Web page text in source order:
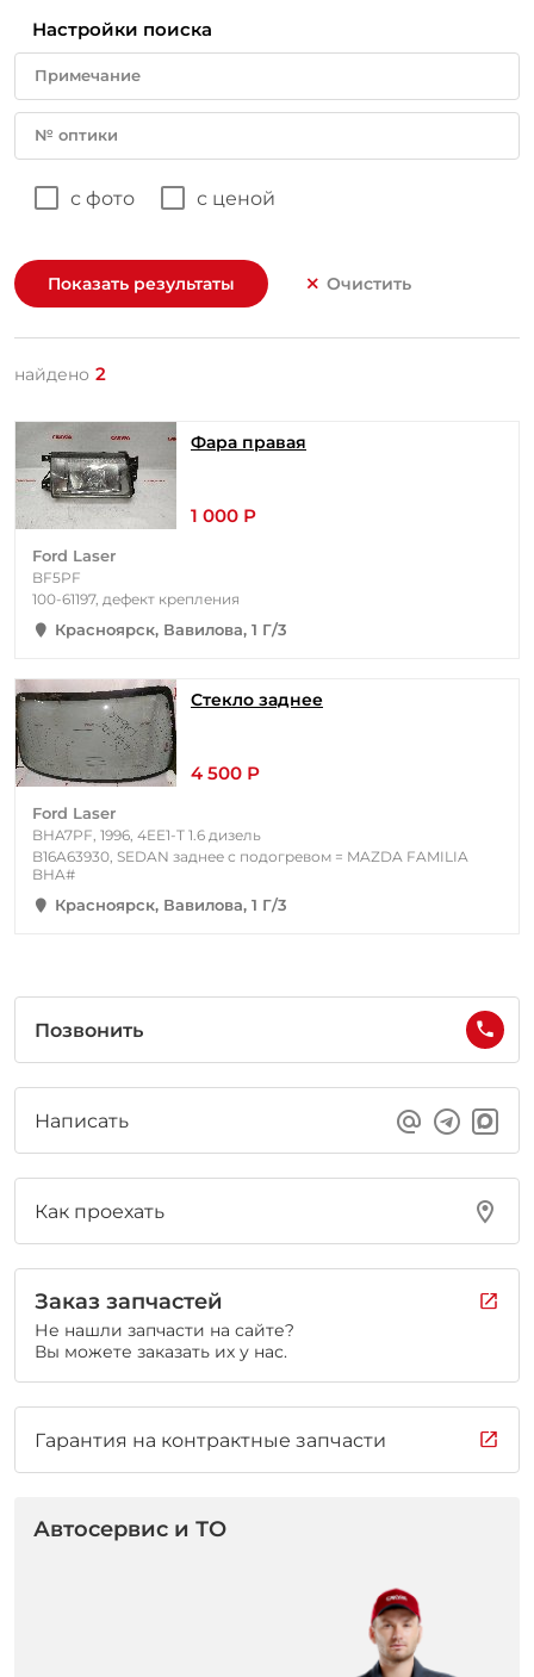
Настройки поиска
Примечание
№ оптики
с фото с ценой
Показать результаты Очистить
найдено 2
Фара правая
1 000 Р
Ford Laser
BF5PF
100-61197, дефект крепления
Красноярск, Вавилова, 1 Г/3
Стекло заднее
4 500 Р
Ford Laser
BHA7PF, 1996, 4EE1-T 1.6 дизель
B16A63930, SEDAN заднее с подогревом = MAZDA FAMILIA
BHA#
Красноярск, Вавилова, 1 Г/3
Позвонить
Написать
Как проехать
Заказ запчастей
Не нашли запчасти на сайте?
Вы можете заказать их у нас.
Гарантия на контрактные запчасти
Автосервис и ТО